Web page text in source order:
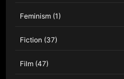
Feminism (1)
Fiction (37)
Film (47)